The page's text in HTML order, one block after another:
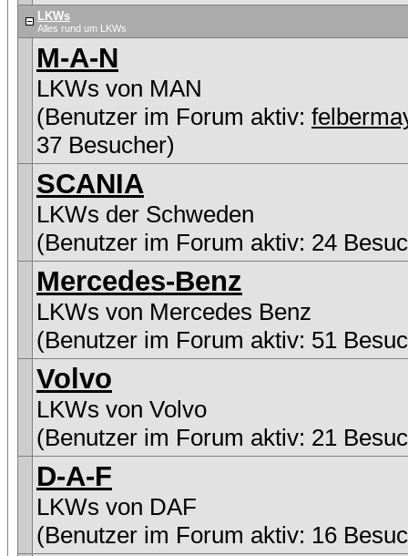
LKWs
Alles rund um LKWs
M-A-N
LKWs von MAN
(Benutzer im Forum aktiv:
37 Besucher)
SCANIA
LKWs der Schweden
(Benutzer im Forum aktiv: 24
Mercedes-Benz
LKWs von Mercedes Benz
(Benutzer im Forum aktiv: 51
Volvo
LKWs von Volvo
(Benutzer im Forum aktiv: 21
D-A-F
LKWs von DAF
(Benutzer im Forum aktiv: 16